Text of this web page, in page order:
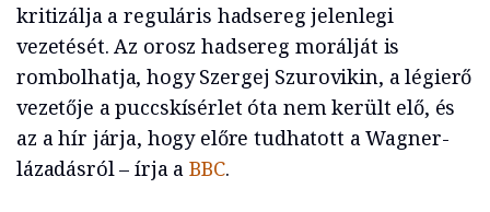
kritizálja a reguláris hadsereg jelenlegi
vezetését. Az orosz hadsereg morálját is
rombolhatja, hogy Szergej Szurovikin, a légierő
vezetője a puccskísérlet óta nem került elő, és
az a hír járja, hogy előre tudhatott a Wagner-
lázadásról – írja aBBC.